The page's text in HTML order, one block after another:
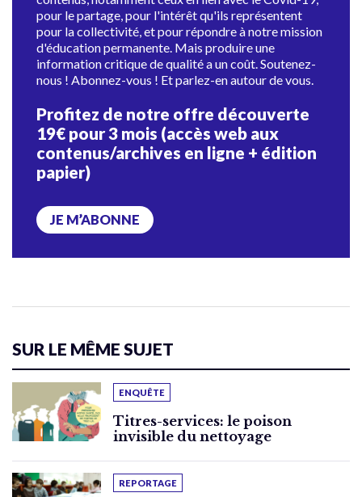
pour le partage, pour l'intérêt qu'ils représentent
pour la collectivité, et pour répondre à notre mission
d'éducation permanente. Mais produire une
information critique de qualité a un coût. Soutenez-
nous ! Abonnez-vous ! Et parlez-en autour de vous.
Profitez de notre offre découverte
19€ pour 3 mois (accès web aux
contenus/archives en ligne + édition
papier)
JE M’ABONNE
SUR LE MÊME SUJET
ENQUÊTE
Titres-services: le poison
invisible du nettoyage
REPORTAGE